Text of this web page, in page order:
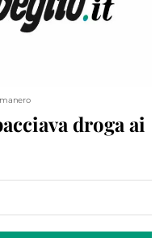
droga ai